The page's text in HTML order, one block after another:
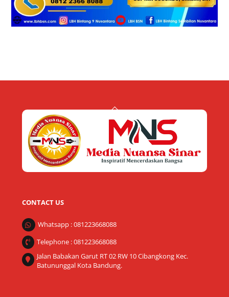
Back
Top
CONTACT US
Whatsapp : 081223668088
Telephone : 081223668088
Jalan Babakan Garut RT 02 RW 10 Cibangkong Kec.
Batununggal Kota Bandung.